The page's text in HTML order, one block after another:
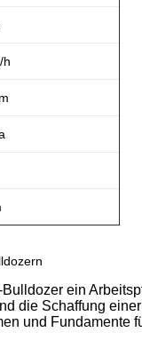
h
ein
die Schaffung
und Fundamente